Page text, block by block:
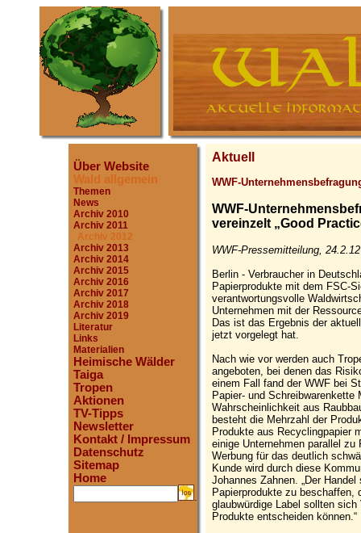
Über Website
Wald allgemein
Themen
News
Archiv 2010
Archiv 2011
Archiv 2012
Archiv 2013
Archiv 2014
Archiv 2015
Archiv 2016
Archiv 2017
Archiv 2018
Archiv 2019
Literatur
Links
Materialien
Heimische Wälder
Taiga
Tropen
Aktionen
TV-Tipps
Newsletter
Kontakt / Impressum
Datenschutz
Sitemap
Home
.
Aktuell
WWF-
WWF-
vereinzelt „Good
WWF-Pressemitteilung, 24.2.12
Berlin - Verbraucher in
Papierprodukte mit dem FSC-
verantwortungsvolle
Unternehmen mit der
Das ist das Ergebnis der
jetzt vorgelegt hat.
Nach wie vor werden auch
angeboten, bei denen das
einem Fall fand der WWF bei
Papier- und
Wahrscheinlichkeit aus
besteht die Mehrzahl der
Produkte aus Recyclingpapier
einige Unternehmen parallel
Werbung für das deutlich
Kunde wird durch diese
Johannes Zahnen. „Der
Papierprodukte zu beschaffen,
glaubwürdige Label sollten
Produkte entscheiden können.“